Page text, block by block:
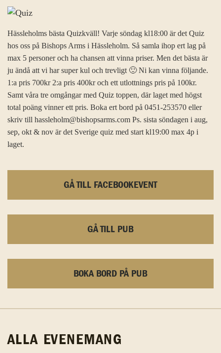
Hässleholms bästa Quizkväll! Varje söndag kl18:00 är det Quiz
hos oss på Bishops Arms i Hässleholm. Så samla ihop ert lag på
max 5 personer och ha chansen att vinna priser. Men det bästa är
ju ändå att vi har super kul och trevligt 🙂 Ni kan vinna följande.
1:a pris 700kr 2:a pris 400kr och ett utlottnings pris på 100kr.
Samt våra tre omgångar med Quiz toppen, där laget med högst
total poäng vinner ett pris. Boka ert bord på 0451-253570 eller
skriv till hassleholm@bishopsarms.com Ps. sista söndagen i aug,
sep, okt & nov är det Sverige quiz med start kl19:00 max 4p i
laget.
GÅ TILL FACEBOOKEVENT
GÅ TILL PUB
BOKA BORD PÅ PUB
ALLA EVENEMANG